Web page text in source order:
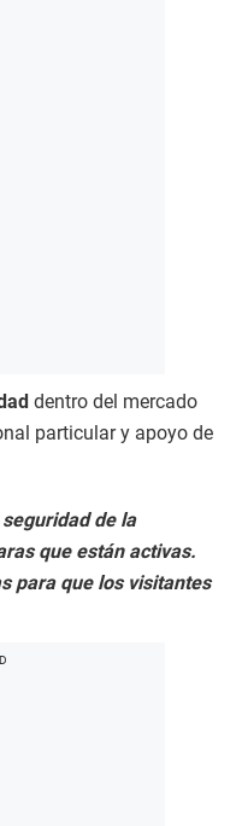
dentro del mercado
particular y apoyo de
de la
que están activas.
para que los visitantes